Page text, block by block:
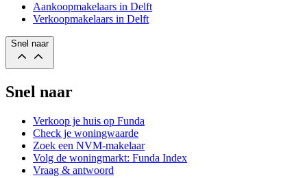
Aankoopmakelaars in Delft
Verkoopmakelaars in Delft
Snel naar
Snel naar
Verkoop je huis op Funda
Check je woningwaarde
Zoek een NVM-makelaar
Volg de woningmarkt: Funda Index
Vraag & antwoord